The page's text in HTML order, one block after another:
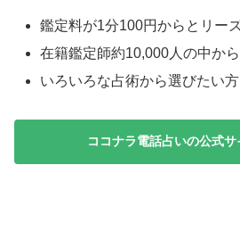
鑑定料が1分100円からとリー
在籍鑑定師約10,000人の中か
いろいろな占術から選びたい方
ココナラ電話占いの公式